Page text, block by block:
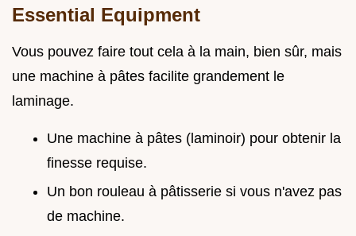
Essential Equipment
Vous pouvez faire tout cela à la main, bien sûr, mais
une machine à pâtes facilite grandement le
laminage.
Une machine à pâtes (laminoir) pour obtenir la
finesse requise.
Un bon rouleau à pâtisserie si vous n'avez pas
de machine.